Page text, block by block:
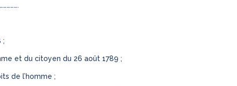
;
et du citoyen du 26 août 1789 ;
de l’homme ;